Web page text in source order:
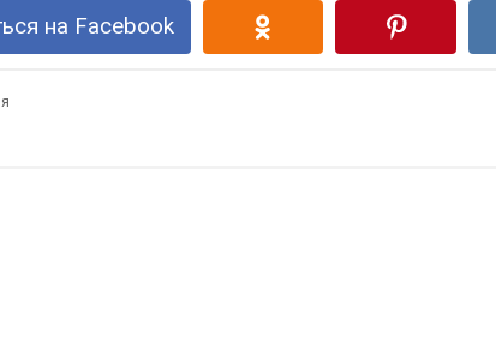
на Facebook